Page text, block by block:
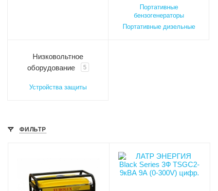
Портативные
бензогенераторы
Портативные дизельные
Низковольтное
оборудование
5
Устройства защиты
ФИЛЬТР